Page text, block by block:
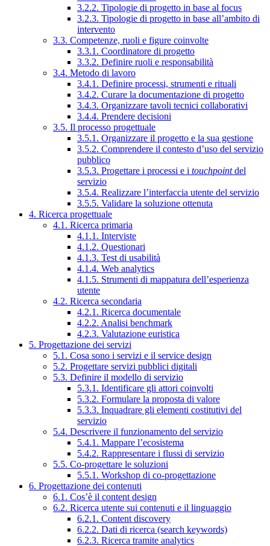
3.2.2. Tipologie di progetto in base al focus
3.2.3. Tipologie di progetto in base all’ambito di
intervento
3.3. Competenze, ruoli e figure coinvolte
3.3.1. Coordinatore di progetto
3.3.2. Definire ruoli e responsabilità
3.4. Metodo di lavoro
3.4.1. Definire processi, strumenti e rituali
3.4.2. Curare la documentazione di progetto
3.4.3. Organizzare tavoli tecnici collaborativi
3.4.4. Prendere decisioni
3.5. Il processo progettuale
3.5.1. Organizzare il progetto e la sua gestione
3.5.2. Comprendere il contesto d’uso del servizio
pubblico
3.5.3. Progettare i processi e i touchpointdel
servizio
3.5.4. Realizzare l’interfaccia utente del servizio
3.5.5. Validare la soluzione ottenuta
4. Ricerca progettuale
4.1. Ricerca primaria
4.1.1. Interviste
4.1.2. Questionari
4.1.3. Test di usabilità
4.1.4. Web analytics
4.1.5. Strumenti di mappatura dell’esperienza
utente
4.2. Ricerca secondaria
4.2.1. Ricerca documentale
4.2.2. Analisi benchmark
4.2.3. Valutazione euristica
5. Progettazione dei servizi
5.1. Cosa sono i servizi e il service design
5.2. Progettare servizi pubblici digitali
5.3. Definire il modello di servizio
5.3.1. Identificare gli attori coinvolti
5.3.2. Formulare la proposta di valore
5.3.3. Inquadrare gli elementi costitutivi del
servizio
5.4. Descrivere il funzionamento del servizio
5.4.1. Mappare l’ecosistema
5.4.2. Rappresentare i flussi di servizio
5.5. Co-progettare le soluzioni
5.5.1. Workshop di co-progettazione
6. Progettazione dei contenuti
6.1. Cos’è il content design
6.2. Ricerca utente sui contenuti e il linguaggio
6.2.1. Content discovery
6.2.2. Dati di ricerca (search keywords)
6.2.3. Ricerca tramite analytics